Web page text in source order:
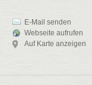
E-Mail senden
Webseite aufrufen
Auf Karte anzeigen